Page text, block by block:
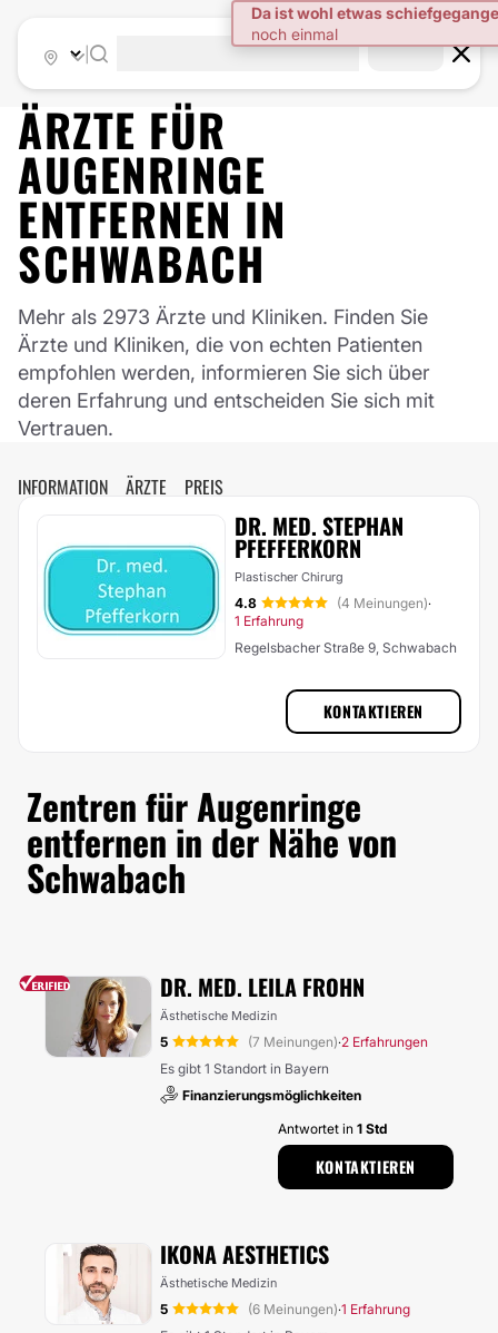
ÄRZTE FÜR
AUGENRINGE
ENTFERNEN IN
SCHWABACH
Mehr als 2973 Ärzte und Kliniken. Finden Sie
Ärzte und Kliniken, die von echten Patienten
empfohlen werden, informieren Sie sich über
deren Erfahrung und entscheiden Sie sich mit
Vertrauen.
INFORMATION ÄRZTE PREIS
DR. MED. STEPHAN
PFEFFERKORN
Plastischer Chirurg
4.8 (4 Meinungen)·
1 Erfahrung
Regelsbacher Straße 9, Schwabach
KONTAKTIEREN
Zentren für Augenringe
entfernen in der Nähe von
Schwabach
DR. MED. LEILA FROHN
Ästhetische Medizin
5 (7 Meinungen)·2 Erfahrungen
Es gibt 1 Standort in Bayern
Finanzierungsmöglichkeiten
Antwortet in 1 Std
KONTAKTIEREN
IKONA AESTHETICS
Ästhetische Medizin
5 (6 Meinungen)·1 Erfahrung